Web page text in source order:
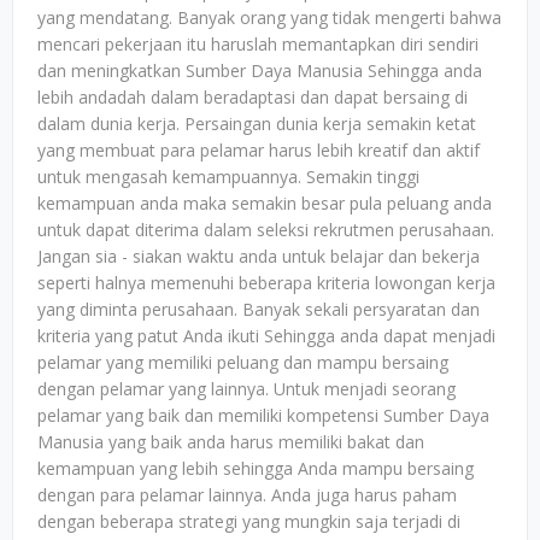
yang mendatang. Banyak orang yang tidak mengerti bahwa
mencari pekerjaan itu haruslah memantapkan diri sendiri
dan meningkatkan Sumber Daya Manusia Sehingga anda
lebih andadah dalam beradaptasi dan dapat bersaing di
dalam dunia kerja. Persaingan dunia kerja semakin ketat
yang membuat para pelamar harus lebih kreatif dan aktif
untuk mengasah kemampuannya. Semakin tinggi
kemampuan anda maka semakin besar pula peluang anda
untuk dapat diterima dalam seleksi rekrutmen perusahaan.
Jangan sia - siakan waktu anda untuk belajar dan bekerja
seperti halnya memenuhi beberapa kriteria lowongan kerja
yang diminta perusahaan. Banyak sekali persyaratan dan
kriteria yang patut Anda ikuti Sehingga anda dapat menjadi
pelamar yang memiliki peluang dan mampu bersaing
dengan pelamar yang lainnya. Untuk menjadi seorang
pelamar yang baik dan memiliki kompetensi Sumber Daya
Manusia yang baik anda harus memiliki bakat dan
kemampuan yang lebih sehingga Anda mampu bersaing
dengan para pelamar lainnya. Anda juga harus paham
dengan beberapa strategi yang mungkin saja terjadi di